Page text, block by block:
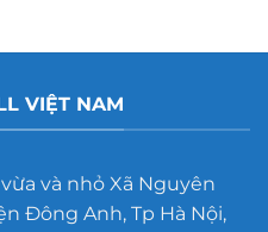
VIỆT NAM
và nhỏ Xã Nguyên
Đông Anh, Tp Hà Nội,